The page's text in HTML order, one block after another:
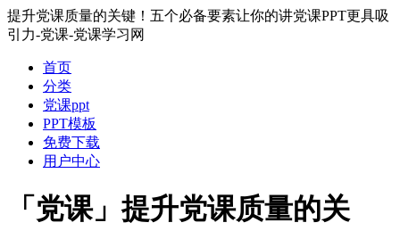
提升党课质量的关键！五个必备要素让你的讲党课PPT更具吸
引力-党课-党课学习网
首页
分类
党课ppt
PPT模板
免费下载
用户中心
「党课」提升党课质量的关